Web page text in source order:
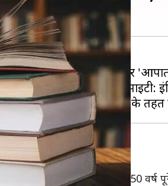
कदम उठाते हुए पहली बार
पाठ्यपुस्तक, 'अंडरस्टैंडिंग सोसाइटी:
1975 में लागू आपातकाल ने 50 वर्ष